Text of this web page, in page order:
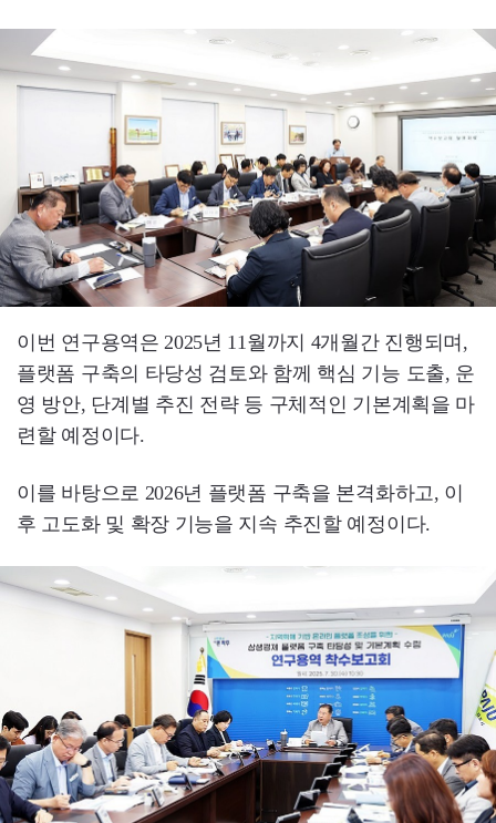
이번 연구용역은 2025년 11월까지 4개월간 진행되며,
플랫폼 구축의 타당성 검토와 함께 핵심 기능 도출, 운
영 방안, 단계별 추진 전략 등 구체적인 기본계획을 마
련할 예정이다.
이를 바탕으로 2026년 플랫폼 구축을 본격화하고, 이
후 고도화 및 확장 기능을 지속 추진할 예정이다.